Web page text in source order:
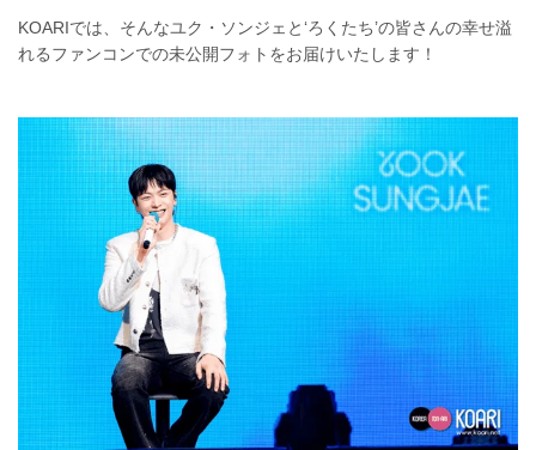
KOARIでは、そんなユク・ソンジェと‘ろくたち’の皆さんの幸せ溢
れるファンコンでの未公開フォトをお届けいたします！